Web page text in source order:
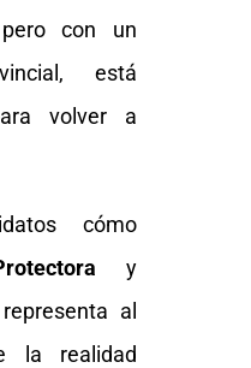
con un
está
volver a
cómo
y
al
la realidad